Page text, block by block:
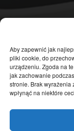
Aby zapewnić jak
pliki cookie, do
urządzeniu. Zgoda na
jak zachowanie
stronie. Brak wyrażenia
wpłynąć na niektóre
Temat dnia
Publicystyka
Polityka
Polska
Społeczeństwo